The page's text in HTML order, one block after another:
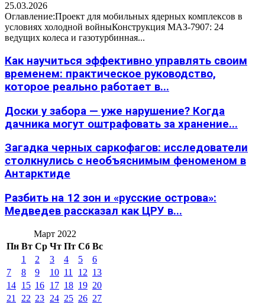
25.03.2026
Оглавление:Проект для мобильных ядерных комплексов в
условиях холодной войныКонструкция МАЗ-7907: 24
ведущих колеса и газотурбинная...
Как научиться эффективно управлять своим
временем: практическое руководство,
которое реально работает в...
Доски у забора — уже нарушение? Когда
дачника могут оштрафовать за хранение...
Загадка черных саркофагов: исследователи
столкнулись с необъяснимым феноменом в
Антарктиде
Разбить на 12 зон и «русские острова»:
Медведев рассказал как ЦРУ в...
Март 2022
Пн Вт Ср Чт Пт Сб Вс
1
2 3 4 5
6
7
8 9 10 11 12 13
14 15 16 17 18 19 20
21
22 23 24 25 26 27